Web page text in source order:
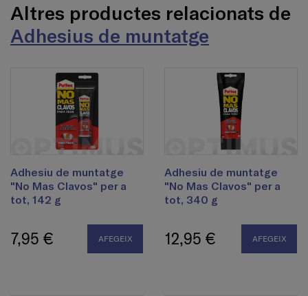
Altres productes relacionats de
Adhesius de muntatge
Adhesiu de muntatge
"No Mas Clavos" per a
tot, 142 g
7,95 € AFEGEIX
Adhesiu de muntatge
"No Mas Clavos" per a
tot, 340 g
12,95 € AFEGEIX